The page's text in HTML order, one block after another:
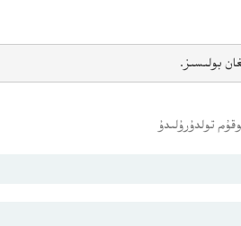
بولىسىز.
تولدۇرۇلىدۇ